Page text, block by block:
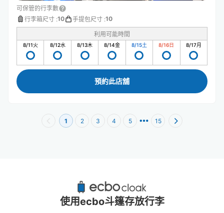
可保管的行李數
行李箱尺寸 :10 手提包尺寸 :10
利用可能時間
8/11火 8/12水 8/13木 8/14金 8/15土 8/16日 8/17月
預約此店舖
1 2 3 4 5 15
澀谷Hikarie附近推薦的寄物櫃
39個投幣式置物櫃
使用ecbo斗篷存放行李